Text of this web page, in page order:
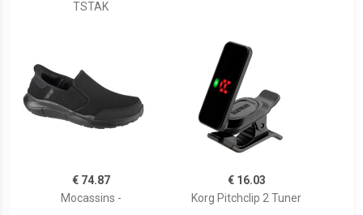
TSTAK
€ 74.87
Mocassins -
€ 16.03
Korg Pitchclip 2 Tuner